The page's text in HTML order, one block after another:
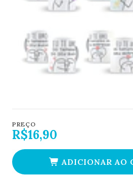
PREÇO
R$16,90
ADICIONAR AO